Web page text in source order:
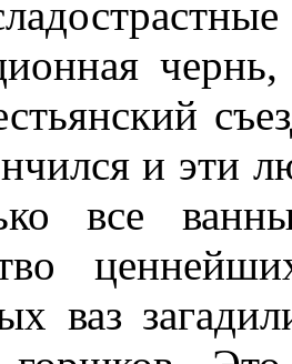
и эти
все
ваз